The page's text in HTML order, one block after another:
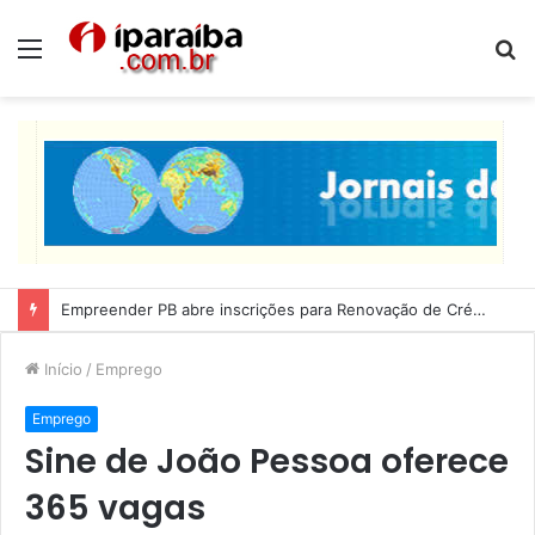
Menu
Lucas Ribeiro inspeciona obras da última etapa do Centro de Convenções
Início / Emprego
Emprego
Sine de João Pessoa oferece
365 vagas